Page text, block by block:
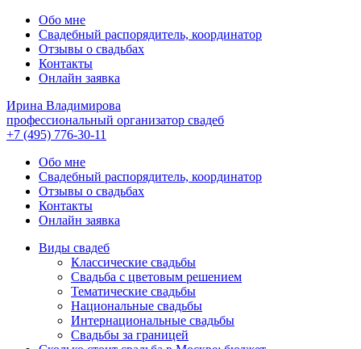
Обо мне
Свадебный распорядитель, координатор
Отзывы о свадьбах
Контакты
Онлайн заявка
Ирина Владимирова
профессиональный организатор свадеб
+7 (495) 776-30-11
Обо мне
Свадебный распорядитель, координатор
Отзывы о свадьбах
Контакты
Онлайн заявка
Виды свадеб
Классические свадьбы
Cвадьба с цветовым решением
Тематические свадьбы
Национальные свадьбы
Интернациональные свадьбы
Свадьбы за границей